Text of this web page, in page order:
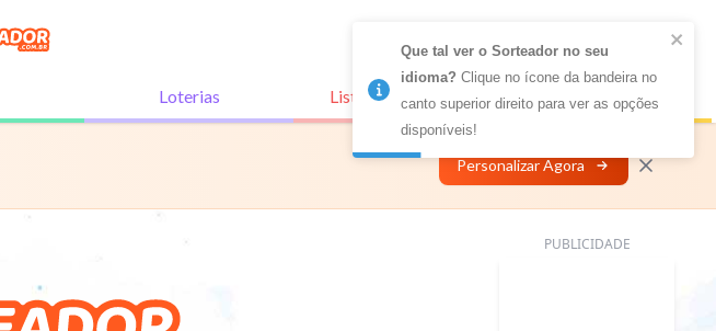
Loterias Listas Conectadas Personalizar
Personalizar Agora
PUBLICIDADE
Que tal ver o Sorteador no seu
idioma? Clique no ícone da bandeira no
canto superior direito para ver as opções
disponíveis!